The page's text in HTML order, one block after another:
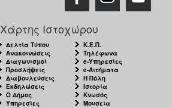
Χάρτης Ιστοχώρου
Δελτία Τύπου
Ανακοινώσεις
Διαγωνισμοί
Προσλήψεις
Διαβουλεύσεις
Εκδηλώσεις
Ο Δήμος
Υπηρεσίες
Κ.Ε.Π.
Τηλέφωνα
e-Υπηρεσίες
e-Αιτήματα
Η Πόλη
Ιστορία
Κνωσός
Μουσεία